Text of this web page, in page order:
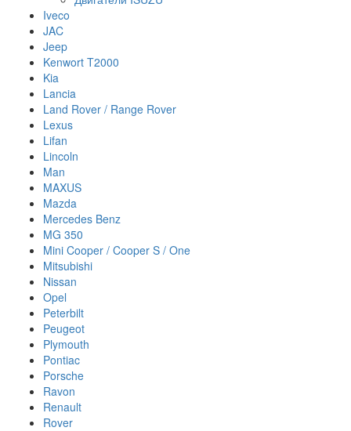
Iveco
JAC
Jeep
Kenwort T2000
Kia
Lancia
Land Rover / Range Rover
Lexus
Lifan
Lincoln
Man
MAXUS
Mazda
Mercedes Benz
MG 350
Mini Cooper / Cooper S / One
Mitsubishi
Nissan
Opel
Peterbilt
Peugeot
Plymouth
Pontiac
Porsche
Ravon
Renault
Rover